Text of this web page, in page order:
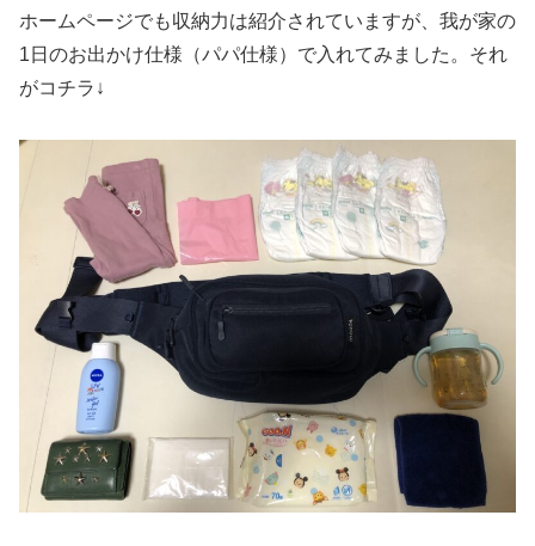
ホームページでも収納力は紹介されていますが、我が家の
1日のお出かけ仕様（パパ仕様）で入れてみました。それ
がコチラ↓